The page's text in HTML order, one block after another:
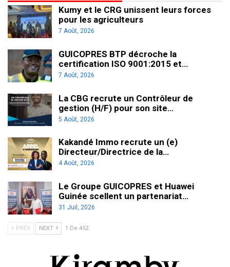
Kumy et le CRG unissent leurs forces
pour les agriculteurs
7 Août, 2026
GUICOPRES BTP décroche la
certification ISO 9001:2015 et…
7 Août, 2026
La CBG recrute un Contrôleur de
gestion (H/F) pour son site…
5 Août, 2026
Kakandé Immo recrute un (e)
Directeur/Directrice de la…
4 Août, 2026
Le Groupe GUICOPRES et Huawei
Guinée scellent un partenariat…
31 Juil, 2026
PREV NEXT 1 De 452